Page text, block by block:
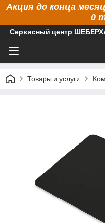
Акция до конца
0
Сервисный центр
Товары и услуги